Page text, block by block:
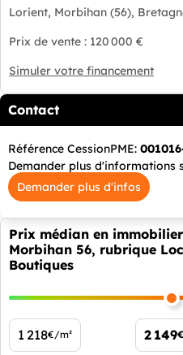
Lorient, Morbihan (56),
Prix de vente : 120 000 €
Simuler votre financement
Contact
Référence CessionPME:
Demander plus d'informations
Demander plus d'infos
Prix médian en
Morbihan 56, rubrique
Boutiques
1 218€/m² 2 149